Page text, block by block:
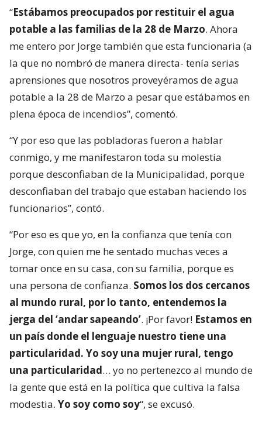
“Estábamos preocupados por restituir el agua
potable a las familias de la 28 de Marzo. Ahora
me entero por Jorge también que esta funcionaria (a
la que no nombró de manera directa- tenía serias
aprensiones que nosotros proveyéramos de agua
potable a la 28 de Marzo a pesar que estábamos en
plena época de incendios”, comentó.
“Y por eso que las pobladoras fueron a hablar
conmigo, y me manifestaron toda su molestia
porque desconfiaban de la Municipalidad, porque
desconfiaban del trabajo que estaban haciendo los
funcionarios”, contó.
“Por eso es que yo, en la confianza que tenía con
Jorge, con quien me he sentado muchas veces a
tomar once en su casa, con su familia, porque es
una persona de confianza. Somos los dos cercanos
al mundo rural, por lo tanto, entendemos la
jerga del ‘andar sapeando’. ¡Por favor! Estamos en
un país donde el lenguaje nuestro tiene una
particularidad. Yo soy una mujer rural, tengo
una particularidad… yo no pertenezco al mundo de
la gente que está en la política que cultiva la falsa
modestia. Yo soy como soy“, se excusó.